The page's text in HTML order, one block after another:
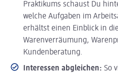
Praktikums schaust Du
welche Aufgaben im
erhältst einen Einblick in
Warenverräumung,
Kundenberatung.
Interessen abgleichen: So